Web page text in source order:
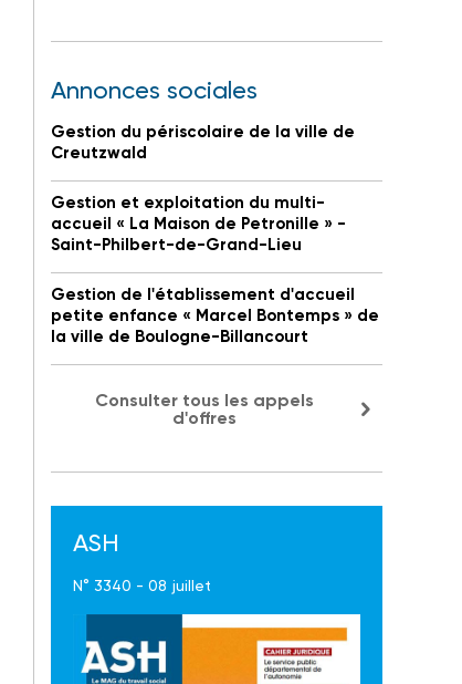
Annonces sociales
Gestion du périscolaire de la ville de
Creutzwald
Gestion et exploitation du multi-
accueil « La Maison de Petronille » -
Saint-Philbert-de-Grand-Lieu
Gestion de l'établissement d'accueil
petite enfance « Marcel Bontemps » de
la ville de Boulogne-Billancourt
Consulter tous les appels
d'offres
ASH
N° 3340 - 08 juillet